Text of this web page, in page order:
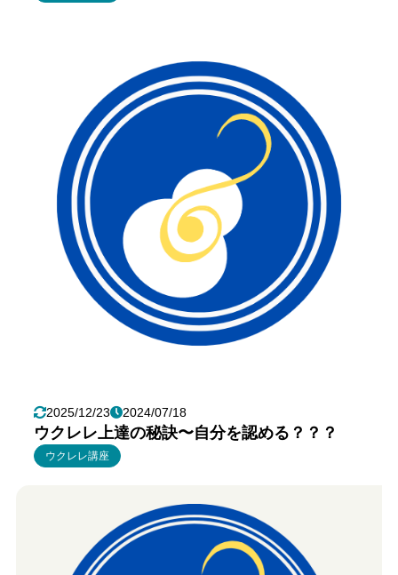
2025/12/23 2024/07/18
ウクレレ上達の秘訣〜自分を認める？？？
ウクレレ講座